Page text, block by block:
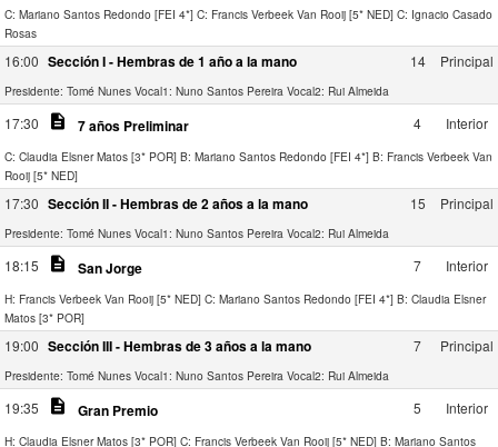
C: Mariano Santos Redondo [FEI 4*] C: Francis Verbeek Van Rooij [5* NED] C: Ignacio Casado
Rosas
16:00 Sección I - Hembras de 1 año a la mano 14 Principal
Presidente: Tomé Nunes Vocal1: Nuno Santos Pereira Vocal2: Rui Almeida
17:30 description 7 años Preliminar 4 Interior
C: Claudia Elsner Matos [3* POR] B: Mariano Santos Redondo [FEI 4*] B: Francis Verbeek Van
Rooij [5* NED]
17:30 Sección II - Hembras de 2 años a la mano 15 Principal
Presidente: Tomé Nunes Vocal1: Nuno Santos Pereira Vocal2: Rui Almeida
18:15 description San Jorge 7 Interior
H: Francis Verbeek Van Rooij [5* NED] C: Mariano Santos Redondo [FEI 4*] B: Claudia Elsner
Matos [3* POR]
19:00 Sección III - Hembras de 3 años a la mano 7 Principal
Presidente: Tomé Nunes Vocal1: Nuno Santos Pereira Vocal2: Rui Almeida
19:35 description Gran Premio 5 Interior
H: Claudia Elsner Matos [3* POR] C: Francis Verbeek Van Rooij [5* NED] B: Mariano Santos